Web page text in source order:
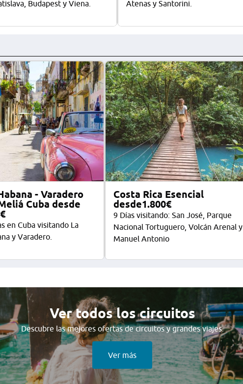
Budapest y Viena.
Atenas y Santorini.
- Varadero
Cuba desde
en Cuba visitando La
y Varadero.
Costa Rica Esencial
desde1.800€
9 Días visitando: San José, Parque
Nacional Tortuguero, Volcán Arenal y
Manuel Antonio
Ver todos los circuitos
Descubre las mejores ofertas de circuitos y grandes viajes.
Ver más